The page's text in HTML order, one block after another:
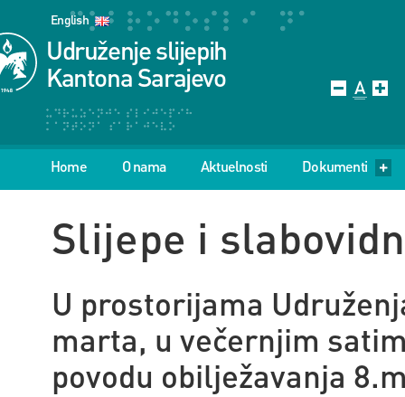
English
Udruženje slijepih
Kantona Sarajevo
Home O nama Aktuelnosti Dokumenti
Slijepe i
U prostorijama
marta, u večernjim
povodu obilježavanja